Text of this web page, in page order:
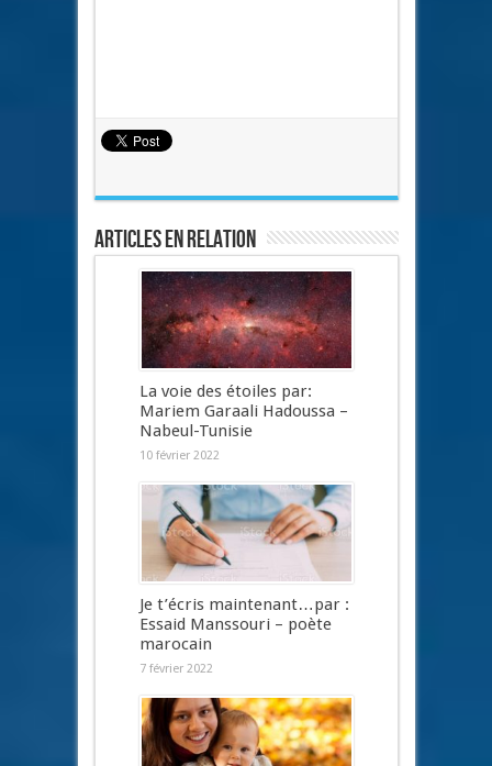
Articles en relation
La voie des étoiles par:
Mariem Garaali Hadoussa –
Nabeul-Tunisie
10 février 2022
Je t’écris maintenant…par :
Essaid Manssouri – poète
marocain
7 février 2022